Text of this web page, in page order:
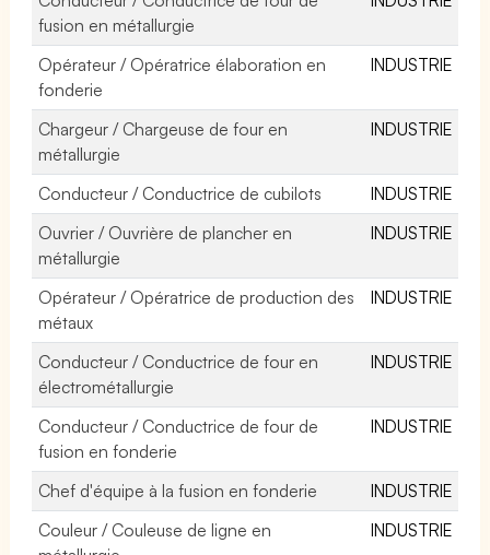
fusion en métallurgie
Opérateur / Opératrice élaboration en
fonderie
INDUSTRIE
Chargeur / Chargeuse de four en
métallurgie
INDUSTRIE
Conducteur / Conductrice de cubilots
INDUSTRIE
Ouvrier / Ouvrière de plancher en
métallurgie
INDUSTRIE
Opérateur / Opératrice de production des
métaux
INDUSTRIE
Conducteur / Conductrice de four en
électrométallurgie
INDUSTRIE
Conducteur / Conductrice de four de
fusion en fonderie
INDUSTRIE
Chef d'équipe à la fusion en fonderie
INDUSTRIE
Couleur / Couleuse de ligne en
INDUSTRIE